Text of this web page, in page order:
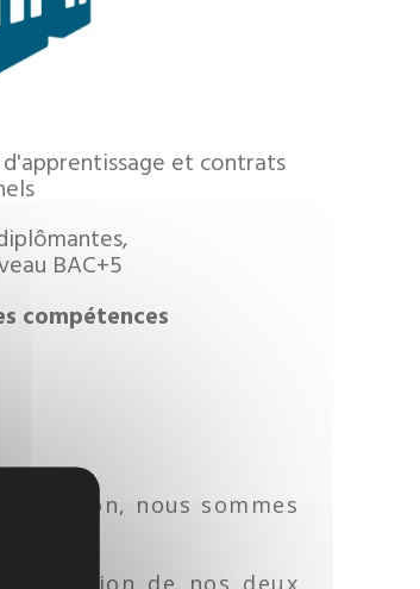
et contrats
BAC+5
compétences
nous sommes
de nos deux